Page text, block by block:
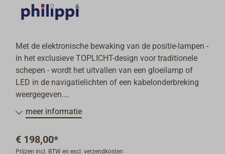
Met de elektronische bewaking van de positie-lampen -
in het exclusieve TOPLICHT-design voor traditionele
schepen - wordt het uitvallen van een gloeilamp of
LED in de navigatielichten of een kabelonderbreking
weergegeven.
Er kunnen tot 5 navigatielichten worden bewaakt
(zijlichten, top-, achter- en ankerlicht).
elektronica gemeld en de betreffende LED op het
meer informatie
€ 198,00*
Prijzen incl. BTW en excl. verzendkosten